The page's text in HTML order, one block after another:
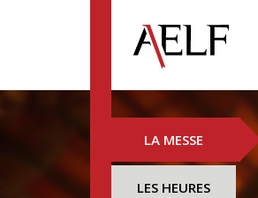
LA MESSE
LES HEURES